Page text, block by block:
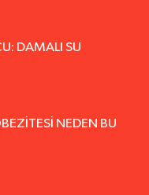
DAMALI SU
NEDEN BU